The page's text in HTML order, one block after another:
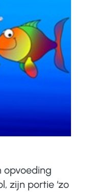
opvoeding
zijn portie ‘zo